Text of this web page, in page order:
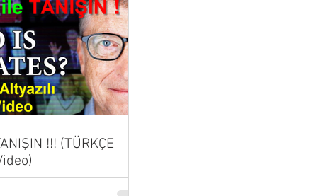
!!! (TÜRKÇE